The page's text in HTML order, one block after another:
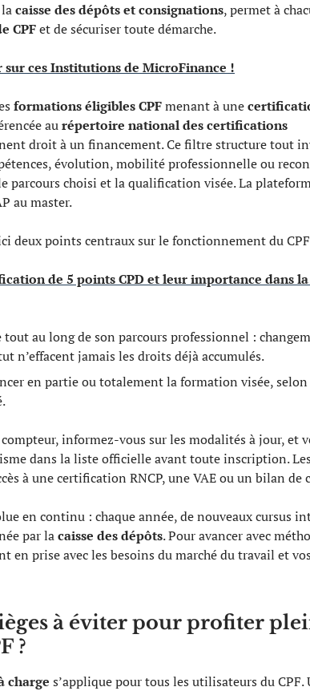
caisse des dépôts et consignations, permet à
CPFet de sécuriser toute démarche.
ces Institutions de MicroFinance !
formations éligibles CPFmenant à une
aurépertoire national des certifications
droit à un financement. Ce filtre structure tout
évolution, mobilité professionnelle ou
parcours choisi et la qualification visée. La
au master.
deux points centraux sur le fonctionnement du
de 5 points CPD et leur importance dans
tout au long de son parcours professionnel :
n’effacent jamais les droits déjà accumulés.
en partie ou totalement la formation visée,
informez-vous sur les modalités à jour, et
dans la liste officielle avant toute inscription.
à une certification RNCP, une VAE ou un bilan de
en continu : chaque année, de nouveaux cursus
par lacaisse des dépôts. Pour avancer avec
en prise avec les besoins du marché du travail et
à éviter pour profiter
?
charge s’applique pour tous les utilisateurs du CPF.